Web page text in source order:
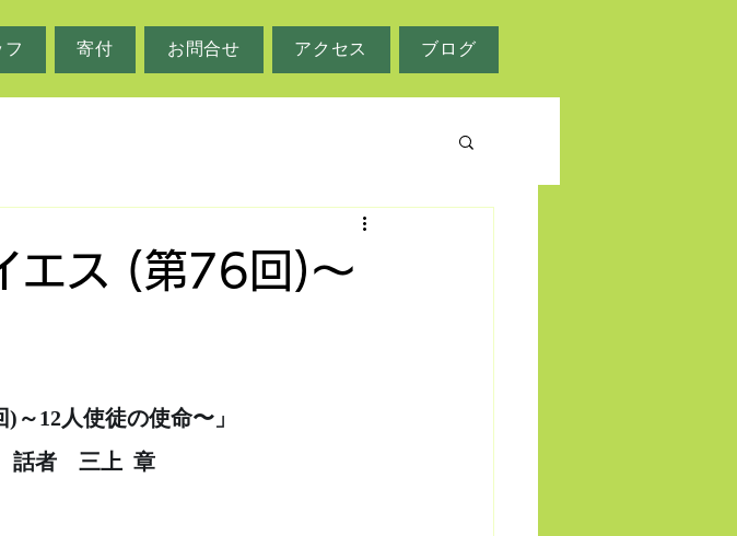
寄付 お問合せ アクセス ブログ
エス (第76回)～
～12人使徒の使命〜」
話者　三上  章